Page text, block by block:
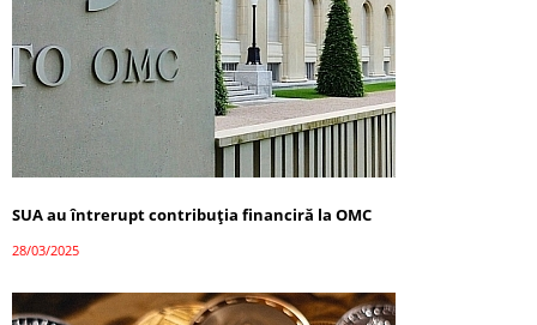
SUA au întrerupt contribuția financiră la OMC
28/03/2025